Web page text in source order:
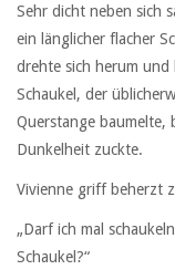
Sehr dicht neben sich
ein länglicher flacher
drehte sich herum
Schaukel, der
Querstange baumelte,
Dunkelheit zuckte.
Vivienne griff beherzt
„Darf ich mal
Schaukel?“